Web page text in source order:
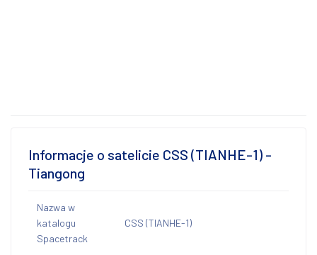
Informacje o satelicie CSS (TIANHE-1) -
Tiangong
Nazwa w
katalogu
Spacetrack
CSS (TIANHE-1)